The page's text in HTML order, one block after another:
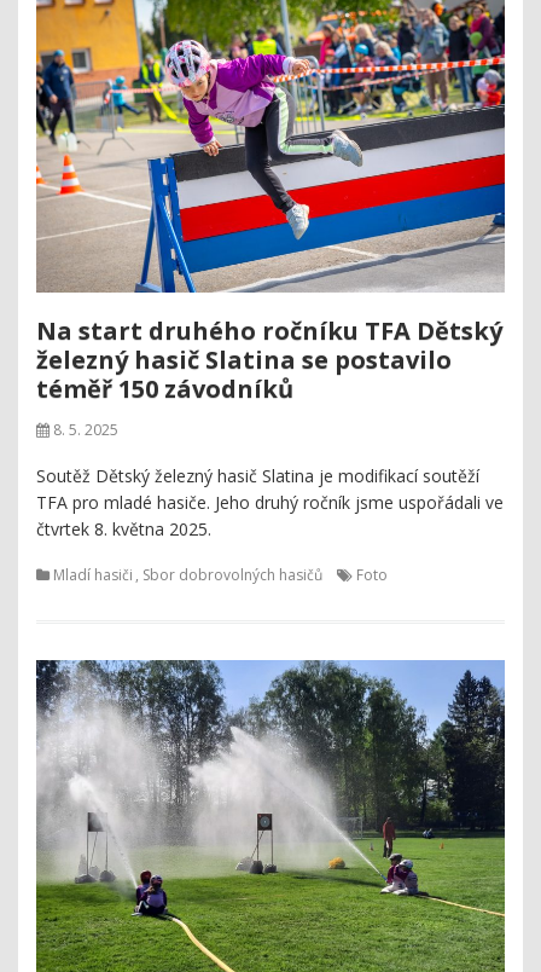
Na start druhého ročníku TFA Dětský
železný hasič Slatina se postavilo
téměř 150 závodníků
8. 5. 2025
Soutěž Dětský železný hasič Slatina je modifikací soutěží
TFA pro mladé hasiče. Jeho druhý ročník jsme uspořádali ve
čtvrtek 8. května 2025.
Mladí hasiči , Sbor dobrovolných hasičů Foto